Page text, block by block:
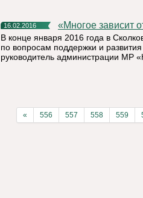
16.02.2016 «Многое
В конце января 2016 года в
по вопросам поддержки и
руководитель администрации МР
« 556 557 558 559